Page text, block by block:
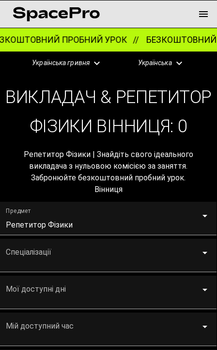
ПРОБНИЙ УРОК //
Українська гривня Українська
ВИКЛАДАЧ & РЕПЕТИТОР
ФІЗИКИ ВІННИЦЯ: 0
Репетитор Фізики | Знайдіть свого ідеального
викладача з нульовою комісією за заняття.
Забронюйте безкоштовний пробний урок.
Вінниця
Предмет
Репетитор Фізики
Спеціалізації
Мої доступні дні
Мій доступний час